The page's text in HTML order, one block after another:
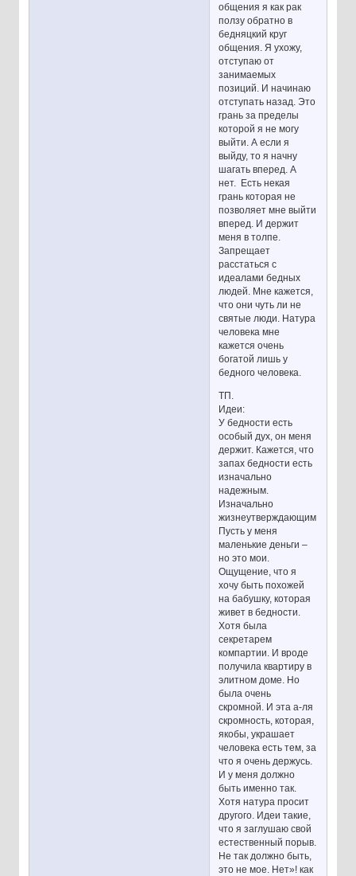
общения я как рак
ползу обратно в
бедняцкий круг
общения. Я ухожу,
отступаю от
занимаемых
позиций. И начинаю
отступать назад. Это
грань за пределы
которой я не могу
выйти. А если я
выйду, то я начну
шагать вперед. А
нет. Есть некая
грань которая не
позволяет мне выйти
вперед. И держит
меня в толпе.
Запрещает
расстаться с
идеалами бедных
людей. Мне кажется,
что они чуть ли не
святые люди. Натура
человека мне
кажется очень
богатой лишь у
бедного человека.
ТП.
Идеи:
У бедности есть
особый дух, он меня
держит. Кажется, что
запах бедности есть
изначально
надежным.
Изначально
жизнеутверждающим.
Пусть у меня
маленькие деньги –
но это мои.
Ощущение, что я
хочу быть похожей
на бабушку, которая
живет в бедности.
Хотя была
секретарем
компартии. И вроде
получила квартиру в
элитном доме. Но
была очень
скромной. И эта а-ля
скромность, которая,
якобы, украшает
человека есть тем, за
что я очень держусь.
И у меня должно
быть именно так.
Хотя натура просит
другого. Идеи такие,
что я заглушаю свой
естественный порыв.
Не так должно быть,
это не мое. Нет»! как